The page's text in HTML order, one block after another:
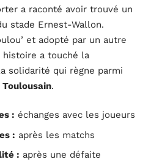
a raconté avoir trouvé un
stade Ernest-Wallon.
et adopté par un autre
a touché la
solidarité qui règne parmi
.
: échanges avec les joueurs
: après les matchs
: après une défaite